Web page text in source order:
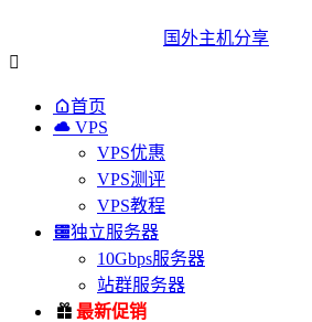
国外主机分享

首页
 VPS
VPS优惠
VPS测评
VPS教程
独立服务器
10Gbps服务器
站群服务器
 最新促销